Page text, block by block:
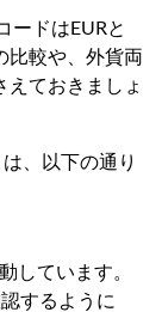
ードはEURと
比較や、外貨両
ておきましょ
、以下の通り
しています。
するように